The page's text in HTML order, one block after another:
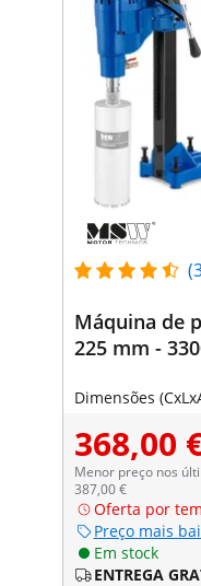
Máquina de
225 mm -
Dimensões
368,00
Menor preço nos
387,00 €
Oferta por
Preço mais
Em stock
ENTREGA